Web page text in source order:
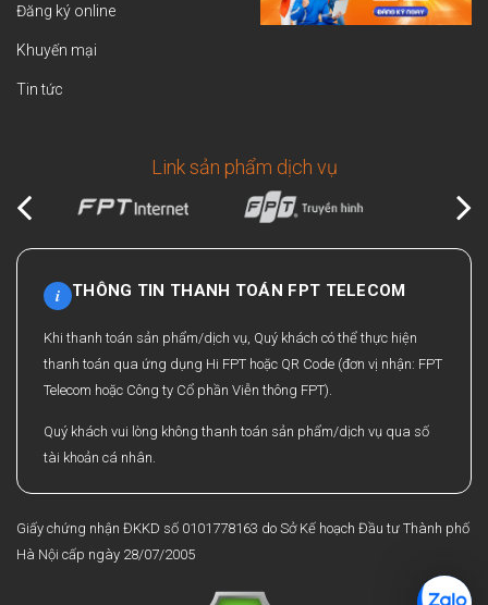
Đăng ký online
Khuyến mại
Tin tức
Link sản phẩm dịch vụ
i THÔNG TIN THANH TOÁN FPT TELECOM
Khi thanh toán sản phẩm/dịch vụ, Quý khách có thể thực hiện
thanh toán qua ứng dụng Hi FPT hoặc QR Code (đơn vị nhận: FPT
Telecom hoặc Công ty Cổ phần Viễn thông FPT).
Quý khách vui lòng không thanh toán sản phẩm/dịch vụ qua số
tài khoản cá nhân.
Giấy chứng nhận ĐKKD số 0101778163 do Sở Kế hoạch Đầu tư Thành phố
Hà Nội cấp ngày 28/07/2005